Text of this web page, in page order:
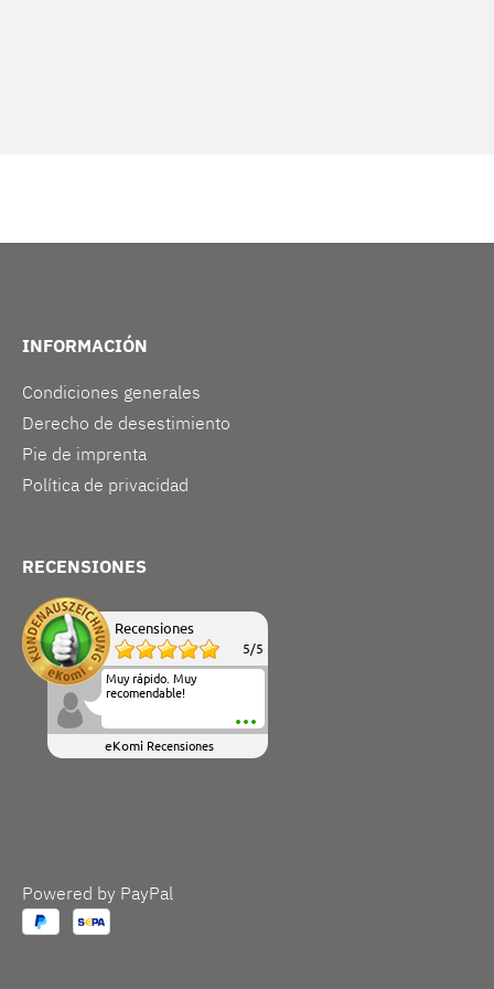
INFORMACIÓN
Condiciones generales
Derecho de desestimiento
Pie de imprenta
Política de privacidad
RECENSIONES
Recensiones
5/5
Muy rápido. Muy
recomendable!
eKomi Recensiones
Powered by PayPal